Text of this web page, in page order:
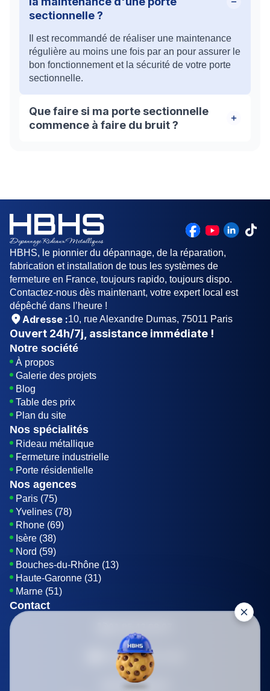
sectionnelle ?
Il est recommandé de réaliser une maintenance
régulière au moins une fois par an pour assurer le
bon fonctionnement et la sécurité de votre porte
sectionnelle.
Que faire si ma porte sectionnelle
commence à faire du bruit ?
HBHS, le pionnier du dépannage, de la réparation,
fabrication et installation de tous les systèmes de
fermeture en France, toujours rapido, toujours dispo.
Contactez-nous dès maintenant, votre expert local est
dépêché dans l’heure !
Adresse :10, rue Alexandre Dumas, 75011 Paris
Ouvert 24h/7j , assistance immédiate !
Notre société
À propos
Galerie des projets
Blog
Table des prix
Plan du site
Nos spécialités
Rideau métallique
Fermeture industrielle
Porte résidentielle
Nos agences
Paris (75)
Yvelines (78)
Rhone (69)
Isère (38)
Nord (59)
Bouches-du-Rhône (13)
Haute-Garonne (31)
Marne (51)
Contact
Envoyer un E-mail
Être rappelé